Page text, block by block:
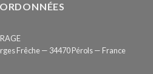
Frêche — 34470 Pérols — France